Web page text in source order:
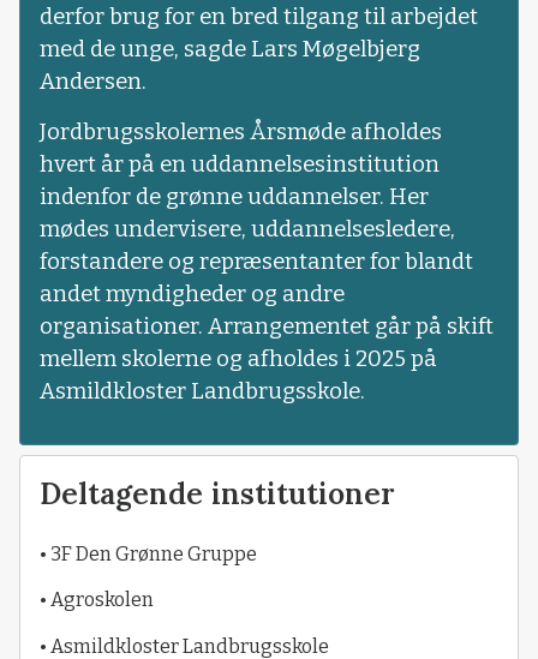
derfor brug for en bred tilgang til arbejdet
med de unge, sagde Lars Møgelbjerg
Andersen.
Jordbrugsskolernes Årsmøde afholdes
hvert år på en uddannelsesinstitution
indenfor de grønne uddannelser. Her
mødes undervisere, uddannelsesledere,
forstandere og repræsentanter for blandt
andet myndigheder og andre
organisationer. Arrangementet går på skift
mellem skolerne og afholdes i 2025 på
Asmildkloster Landbrugsskole.
Deltagende institutioner
• 3F Den Grønne Gruppe
• Agroskolen
• Asmildkloster Landbrugsskole